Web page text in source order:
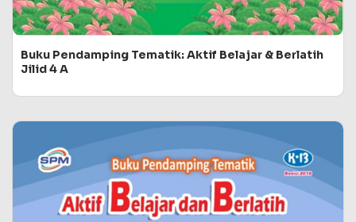
Buku Pendamping Tematik: Aktif Belajar & Berlatih
Jilid 4 A